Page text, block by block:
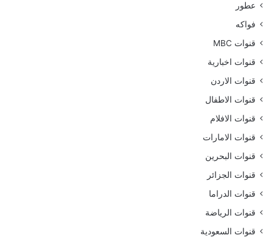
عطور
فواكه
قنوات MBC
قنوات اخبارية
قنوات الاردن
قنوات الاطفال
قنوات الافلام
قنوات الامارات
قنوات البحرين
قنوات الجزائر
قنوات الدراما
قنوات الرياضة
قنوات السعودية